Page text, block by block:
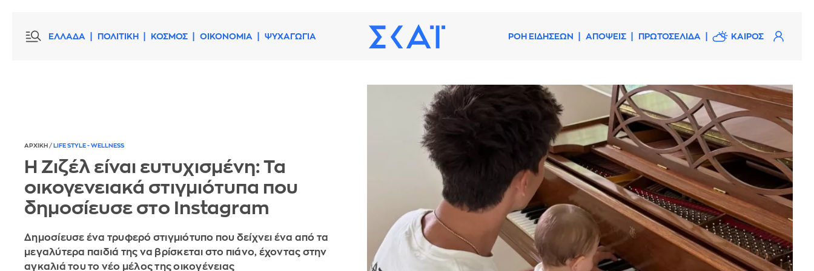
ΕΛΛΑΔΑ ΠΟΛΙΤΙΚΗ ΚΟΣΜΟΣ ΟΙΚΟΝΟΜΙΑ ΨΥΧΑΓΩΓΙΑ ΡΟΗ ΕΙΔΗΣΕΩΝ ΑΠΟΨΕΙΣ ΠΡΩΤΟΣΕΛΙΔΑ ΚΑΙΡΟΣ
ΑΡΧΙΚΗ / LIFE STYLE - WELLNESS
Η Ζιζέλ είναι ευτυχισμένη: Τα
οικογενειακά στιγμιότυπα που
δημοσίευσε στο Instagram
Δημοσίευσε ένα τρυφερό στιγμιότυπο που δείχνει ένα από τα
μεγαλύτερα παιδιά της να βρίσκεται στο πιάνο, έχοντας στην
αγκαλιά του το νέο μέλος της οικογένειας